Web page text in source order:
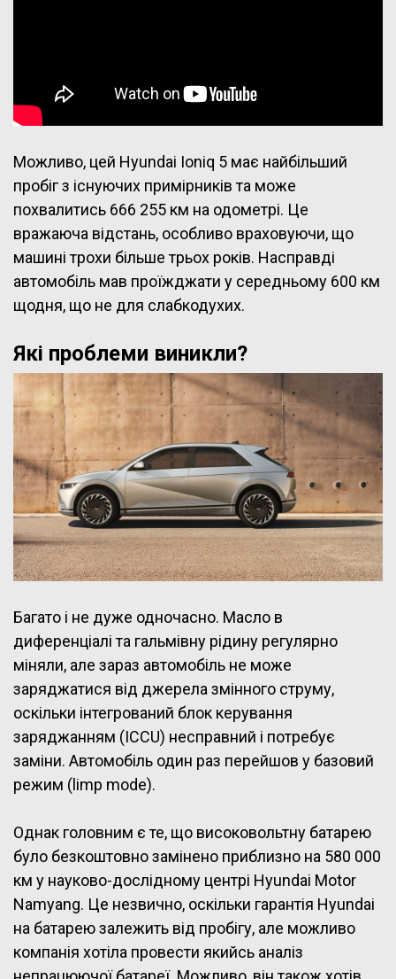
Можливо, цей Hyundai Ioniq 5 має найбільший
пробіг з існуючих примірників та може
похвалитись 666 255 км на одометрі. Це
вражаюча відстань, особливо враховуючи, що
машині трохи більше трьох років. Насправді
автомобіль мав проїжджати у середньому 600 км
щодня, що не для слабкодухих.
Які проблеми виникли?
Багато і не дуже одночасно. Масло в
диференціалі та гальмівну рідину регулярно
міняли, але зараз автомобіль не може
заряджатися від джерела змінного струму,
оскільки інтегрований блок керування
заряджанням (ICCU) несправний і потребує
заміни. Автомобіль один раз перейшов у базовий
режим (limp mode).
Однак головним є те, що високовольтну батарею
було безкоштовно замінено приблизно на 580 000
км у науково-дослідному центрі Hyundai Motor
Namyang. Це незвично, оскільки гарантія Hyundai
на батарею залежить від пробігу, але можливо
компанія хотіла провести якийсь аналіз